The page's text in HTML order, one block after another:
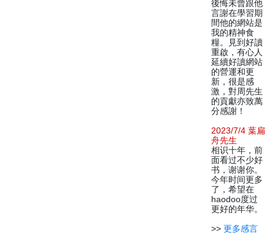
後悔未曾跟他
言謝在學習期
間他的網站是
我的精神食
糧。見到好讀
重啟，有心人
延續好讀網站
的營運和更
新，很是感
激，對周先生
的貢獻亦致萬
分感謝！
2023/7/4 葉扁
舟先生
相识十年，前
面看过不少好
书，谢谢你。
今年时间更多
了，希望在
haodoo度过
更好的年华。
>> 更多感言